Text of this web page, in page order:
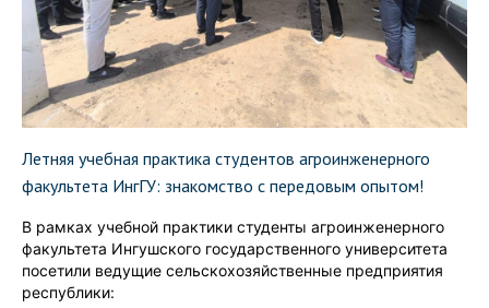
Летняя учебная практика студентов агроинженерного
факультета ИнгГУ: знакомство с передовым опытом!
В рамках учебной практики студенты агроинженерного
факультета Ингушского государственного университета
посетили ведущие сельскохозяйственные предприятия
республики: